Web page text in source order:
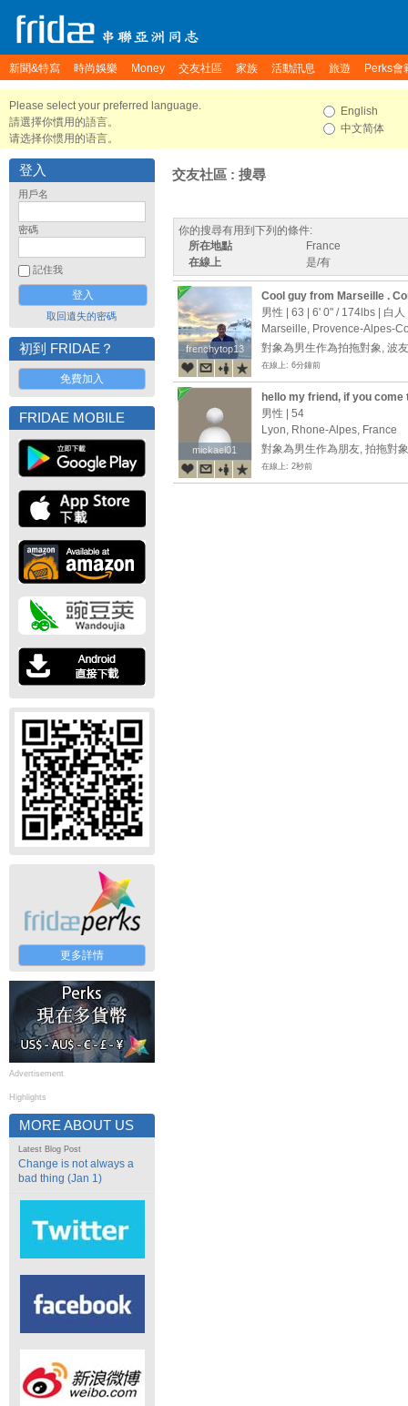
新聞&特寫 時尚娛樂 Money 交友社區 家族 活動訊息 旅遊 Perks會
Please select your preferred language.
請選擇你慣用的語言。
请选择你惯用的语言。
English
中文简体
登入
用戶名
密碼
記住我
取回遺失的密碼
初到 FRIDAE？
免費加入
FRIDAE MOBILE
更多詳情
Advertisement
Highlights
MORE ABOUT US
Latest Blog Post
Change is not always a
bad thing (Jan 1)
交友社區 : 搜尋
你的搜尋有用到下列的條件:
所在地點
France
在線上
是/有
frenchytop13
frenchytop13
Cool guy from Marseille .
didier_ctif@hotmail.com
男性 | 63 | 6' 0" / 174lbs | 白人
Marseille, Provence-Alpes-
對象為男生作為拍拖對象, 波友
在線上: 6分鐘前
mickael01
mickael01
hello my friend, if you
you pay your trip, but
will see museums,
taste French cuisine. I can
男性 | 54
Lyon, Rhone-Alpes, France
對象為男生作為朋友, 拍拖對
在線上: 2秒前